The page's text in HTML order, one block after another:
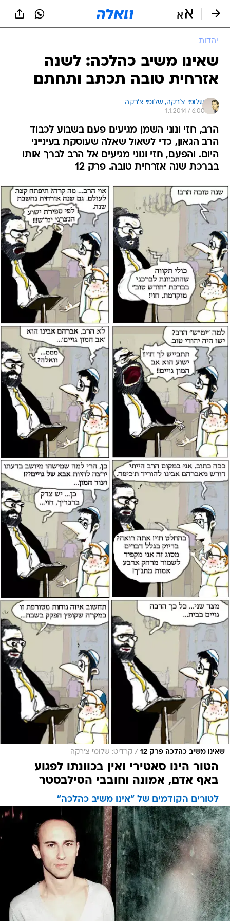
יהדות
שאינו משיב כהלכה: לשנה
אזרחית טובה תכתב ותחתם
שלומי צ'רקה, שלומי צ'רקה
1.1.2014 / 6:00
הרב, חזי ונוני השמן מגיעים פעם בשבוע לכבוד
הרב הגאון, כדי לשאול שאלה שעוסקת בעינייני
היום. והפעם, חזי ונוני מגיעים אל הרב לברך אותו
בברכת שנה אזרחית טובה. פרק 12
שאינו משיב כהלכה פרק 12 / קרדיט: שלומי צ'רקה
הטור הינו סאטירי ואין בכוונתו לפגוע
באף אדם, אמונה וחובבי הסילבסטר
לטורים הקודמים של "אינו משיב כהלכה"